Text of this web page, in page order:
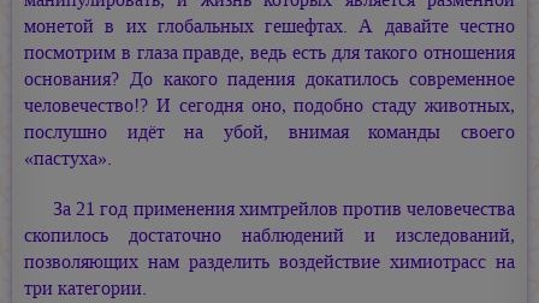
монетой в их глобальных гешефтах. А давайте честно
посмотрим в глаза правде, ведь есть для такого отношения
основания? До какого падения докатилось современное
человечество!? И сегодня оно, подобно стаду животных,
послушно идёт на убой, внимая команды своего
«пастуха».
За 21 год применения химтрейлов против человечества
скопилось достаточно наблюдений и изследований,
позволяющих нам разделить воздействие химиотрасс на
три категории.